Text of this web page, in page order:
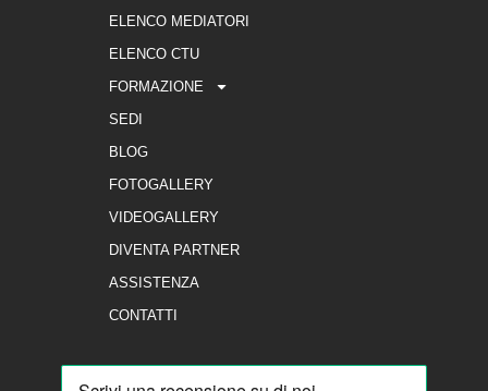
ELENCO MEDIATORI
ELENCO CTU
FORMAZIONE
SEDI
BLOG
FOTOGALLERY
VIDEOGALLERY
DIVENTA PARTNER
ASSISTENZA
CONTATTI